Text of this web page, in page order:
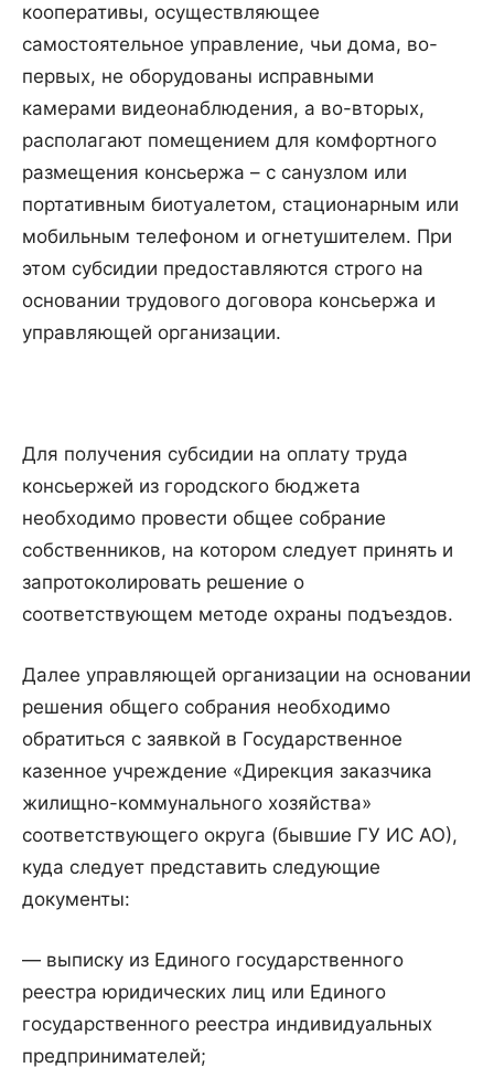
кооперативы, осуществляющее
самостоятельное управление, чьи дома, во-
первых, не оборудованы исправными
камерами видеонаблюдения, а во-вторых,
располагают помещением для комфортного
размещения консьержа – с санузлом или
портативным биотуалетом, стационарным или
мобильным телефоном и огнетушителем. При
этом субсидии предоставляются строго на
основании трудового договора консьержа и
управляющей организации.
Для получения субсидии на оплату труда
консьержей из городского бюджета
необходимо провести общее собрание
собственников, на котором следует принять и
запротоколировать решение о
соответствующем методе охраны подъездов.
Далее управляющей организации на основании
решения общего собрания необходимо
обратиться с заявкой в Государственное
казенное учреждение «Дирекция заказчика
жилищно-коммунального хозяйства»
соответствующего округа (бывшие ГУ ИС АО),
куда следует представить следующие
документы:
— выписку из Единого государственного
реестра юридических лиц или Единого
государственного реестра индивидуальных
предпринимателей;